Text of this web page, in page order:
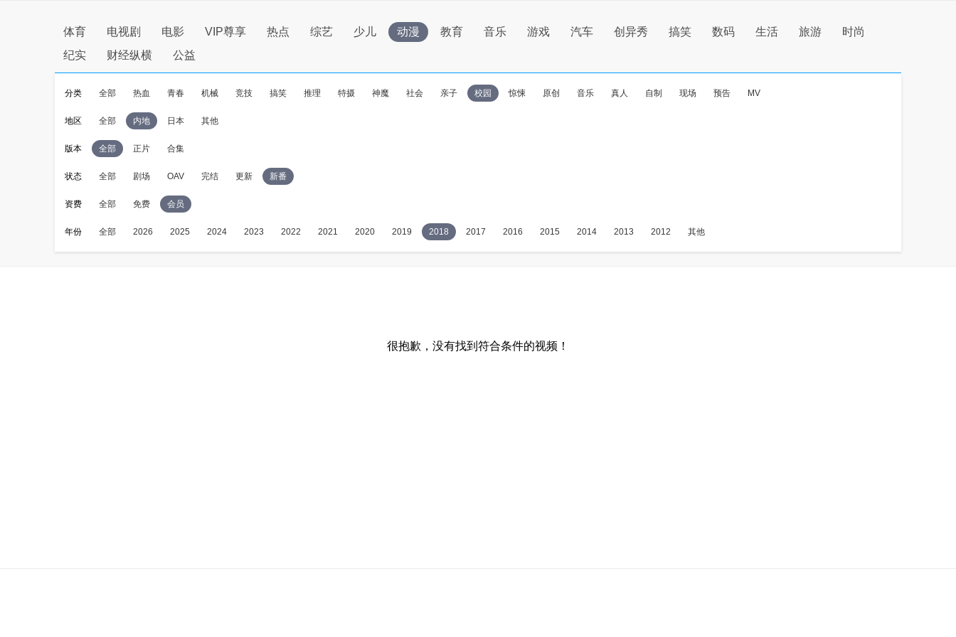
体育 电视剧 电影 VIP尊享 热点 综艺 少儿 动漫 教育 音乐 游戏 汽车 创异秀 搞笑 数码 生活 旅游
时尚
纪实
财经纵横 公益
分类 全部 热血 青春 机械 竞技 搞笑 推理 特摄 神魔 社会 亲子 校园 惊悚 原创 音乐 真人 自制 现场 预告 MV
地区 全部 内地 日本 其他
版本 全部 正片 合集
状态 全部 剧场 OAV 完结 更新 新番
资费 全部 免费 会员
年份 全部 2026 2025 2024 2023 2022 2021 2020 2019 2018 2017 2016 2015 2014 2013 2012 其他
很抱歉，没有找到符合条件的视频！